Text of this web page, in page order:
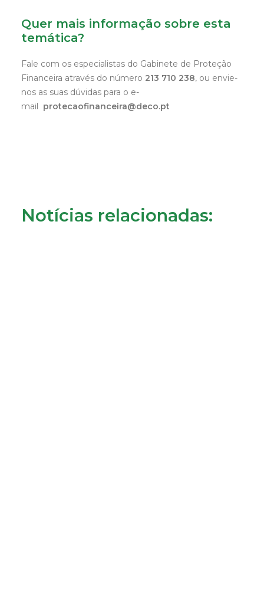
Quer mais informação sobre esta
temática?
Fale com os especialistas do Gabinete de Proteção
Financeira através do número 213 710 238, ou envie-
nos as suas dúvidas para o e-
mail protecaofinanceira@deco.pt
Notícias relacionadas: